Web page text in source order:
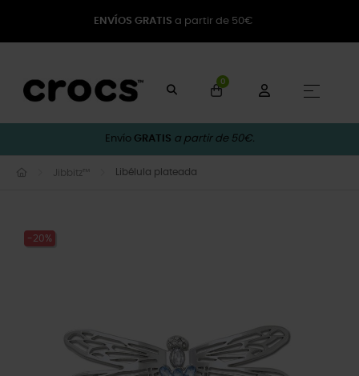
ENVÍOS GRATIS a partir de 50€
0
☰
Envío GRATIS a partir de 50€.
Jibbitz™ Libélula plateada
-20%